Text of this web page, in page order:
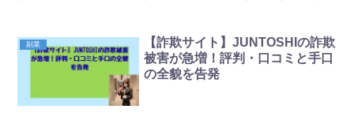
副業
【詐欺サイト】JUNTOSHIの詐欺
被害が急増！評判・口コミと手口
の全貌を告発